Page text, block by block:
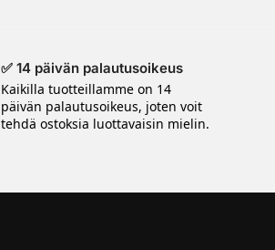
✅ 14 päivän palautusoikeus
Kaikilla tuotteillamme on 14
päivän palautusoikeus, joten voit
tehdä ostoksia luottavaisin mielin.